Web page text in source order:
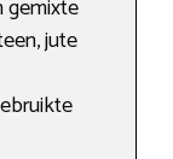
gemixte
jute